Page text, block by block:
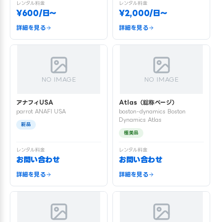
レンタル料金
¥600/日〜
詳細を見る
レンタル料金
¥2,000/日〜
詳細を見る
NO IMAGE
アナフィUSA
parrot ANAFI USA
新品
レンタル料金
お問い合わせ
詳細を見る
NO IMAGE
Atlas（総称ページ）
boston-dynamics Boston
Dynamics Atlas
極美品
レンタル料金
お問い合わせ
詳細を見る